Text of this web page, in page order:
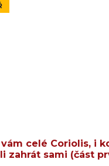
celé Coriolis, i
zahrát sami (část